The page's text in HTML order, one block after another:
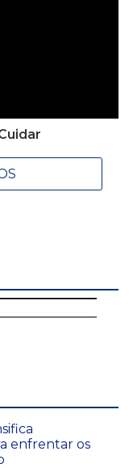
enfrentar os